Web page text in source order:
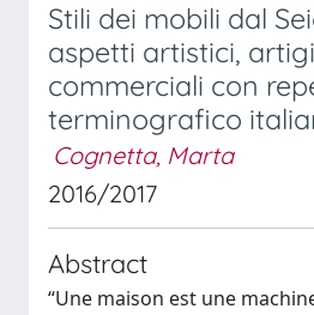
Stili dei mobili dal
aspetti artistici,
commerciali con
terminografico
Cognetta, Marta
2016/2017
Abstract
“Une maison est une